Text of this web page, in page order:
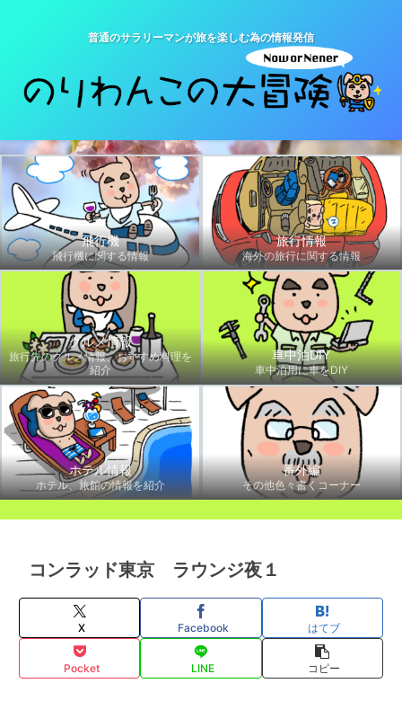
普通のサラリーマンが旅を楽しむ為の情報発信
飛行機
飛行機に関する情報
旅行情報
海外の旅行に関する情報
グルメ情報
旅行先のグルメ情報、おすすめ料理を
紹介
車中泊DIY
車中泊用に車をDIY
ホテル情報
ホテル、旅館の情報を紹介
番外編
その他色々書くコーナー
コンラッド東京 ラウンジ夜１
X Facebook はてブ
Pocket LINE コピー